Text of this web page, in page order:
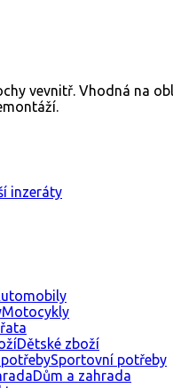
vevnitř. Vhodná na
inzeráty
Motocykly
Dětské zboží
Sportovní potřeby
Dům a zahrada